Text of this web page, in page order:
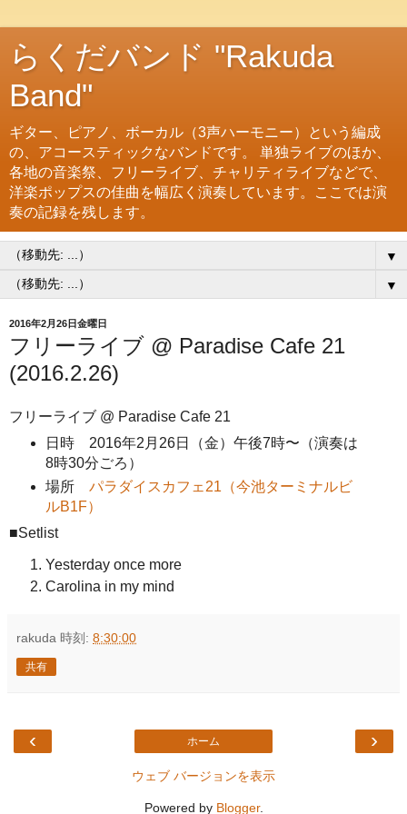
らくだバンド "Rakuda
Band"
ギター、ピアノ、ボーカル（3声ハーモニー）という編成
の、アコースティックなバンドです。 単独ライブのほか、
各地の音楽祭、フリーライブ、チャリティライブなどで、
洋楽ポップスの佳曲を幅広く演奏しています。ここでは演
奏の記録を残します。
▼
▼
2016年2月26日金曜日
フリーライブ @ Paradise Cafe 21
(2016.2.26)
フリーライブ @ Paradise Cafe 21
日時 2016年2月26日（金）午後7時〜（演奏は
8時30分ごろ）
場所 パラダイスカフェ21（今池ターミナルビ
ルB1F）
■Setlist
Yesterday once more
Carolina in my mind
rakuda 時刻: 8:30:00
共有
‹ ›
ホーム
ウェブ バージョンを表示
Powered by Blogger.